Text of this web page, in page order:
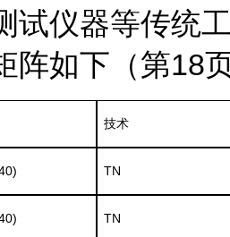
试仪器等传统
阵如下（第18
技术
TN
TN